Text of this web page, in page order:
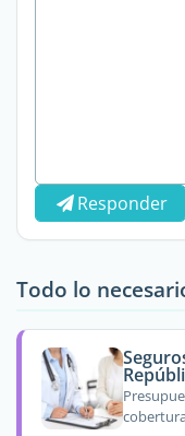
Responder
Todo lo